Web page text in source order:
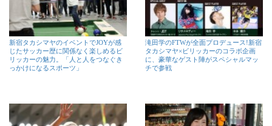
新宿タカシマヤのイベントでJOYが感
じたサッカー歴に関係なく楽しめるビ
リッカーの魅力。「人と人をつなぐき
っかけになるスポーツ」
滝田学のFTWが全面プロデュース!新宿
タカシマヤ×ビリッカーのコラボ企画
に、豪華なゲスト陣がスペシャルマッ
チで参戦